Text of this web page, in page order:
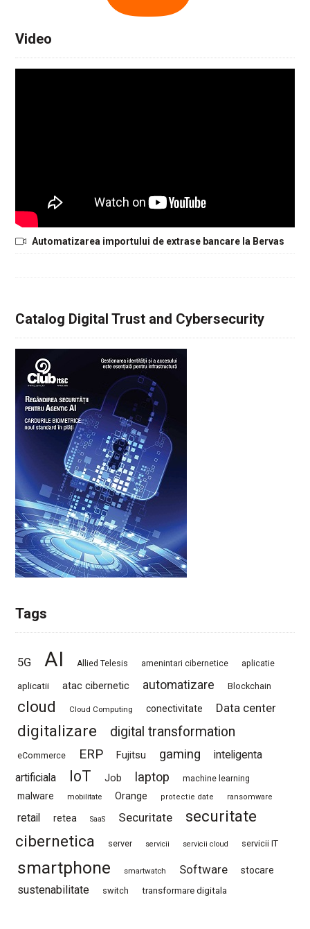
Video
Automatizarea importului de extrase bancare la Bervas
Catalog Digital Trust and Cybersecurity
Tags
5G AI Allied Telesis amenintari cibernetice aplicatie
aplicatii atac cibernetic automatizare Blockchain
cloud Cloud Computing conectivitate Data center
digitalizare digital transformation
eCommerce ERP Fujitsu gaming
inteligenta
artificiala
IoT Job laptop machine learning
malware mobilitate Orange protectie date ransomware
retail retea SaaS Securitate
securitate
cibernetica
server servicii servicii cloud servicii IT
smartphone smartwatch Software stocare
sustenabilitate switch transformare digitala